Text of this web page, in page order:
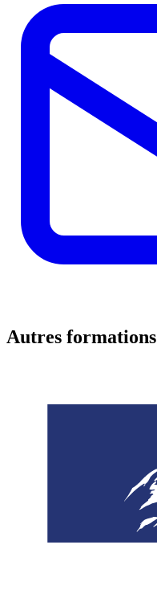
Autres formations